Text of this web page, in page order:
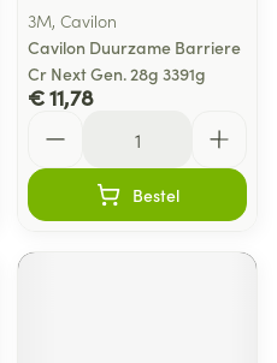
3M, Cavilon
Cavilon Duurzame Barriere
Cr Next Gen. 28g 3391g
€ 11,78
Bestel